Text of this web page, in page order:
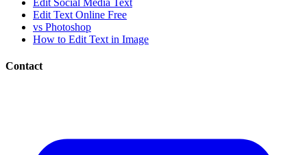
Edit Social Media Text
Edit Text Online Free
vs Photoshop
How to Edit Text in Image
Contact